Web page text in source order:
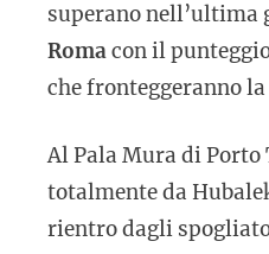
superano nell’ultima
Romacon il
che fronteggeranno
Al Pala Mura di
totalmente da
rientro dagli